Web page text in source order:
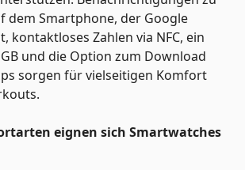
dem Smartphone, der Google
kontaktloses Zahlen via NFC, ein
und die Option zum Download
sorgen für vielseitigen Komfort
eignen sich Smartwatches